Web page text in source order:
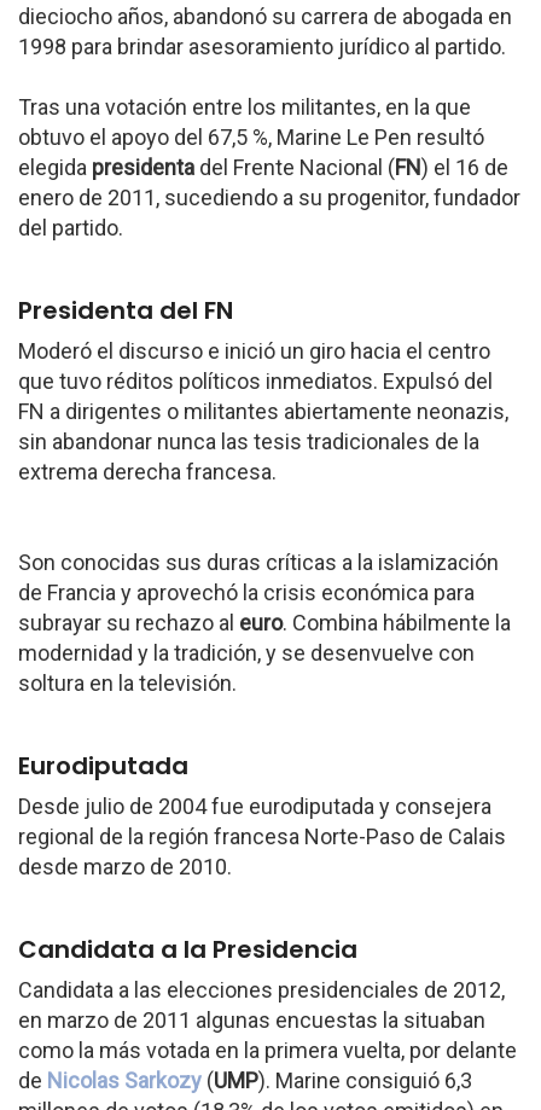
dieciocho años, abandonó su carrera de abogada en
1998 para brindar asesoramiento jurídico al partido.
Tras una votación entre los militantes, en la que
obtuvo el apoyo del 67,5 %, Marine Le Pen resultó
elegida presidenta del Frente Nacional (FN) el 16 de
enero de 2011, sucediendo a su progenitor, fundador
del partido.
Presidenta del FN
Moderó el discurso e inició un giro hacia el centro
que tuvo réditos políticos inmediatos. Expulsó del
FN a dirigentes o militantes abiertamente neonazis,
sin abandonar nunca las tesis tradicionales de la
extrema derecha francesa.
Son conocidas sus duras críticas a la islamización
de Francia y aprovechó la crisis económica para
subrayar su rechazo al euro. Combina hábilmente la
modernidad y la tradición, y se desenvuelve con
soltura en la televisión.
Eurodiputada
Desde julio de 2004 fue eurodiputada y consejera
regional de la región francesa Norte-Paso de Calais
desde marzo de 2010.
Candidata a la Presidencia
Candidata a las elecciones presidenciales de 2012,
en marzo de 2011 algunas encuestas la situaban
como la más votada en la primera vuelta, por delante
de Nicolas Sarkozy (UMP). Marine consiguió 6,3